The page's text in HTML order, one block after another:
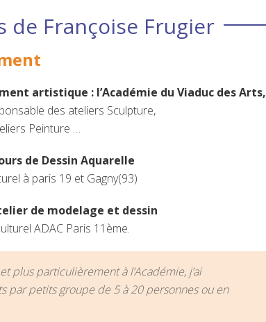
de Françoise Frugier
artistique : l’Académie du Viaduc des Arts,
des ateliers Sculpture,
Peinture …
de Dessin Aquarelle
à paris 19 et Gagny(93)
de modelage et dessin
ADAC Paris 11ème.
plus particulièrement à l’Académie, j’ai
par petits groupe de 5 à 20 personnes ou en